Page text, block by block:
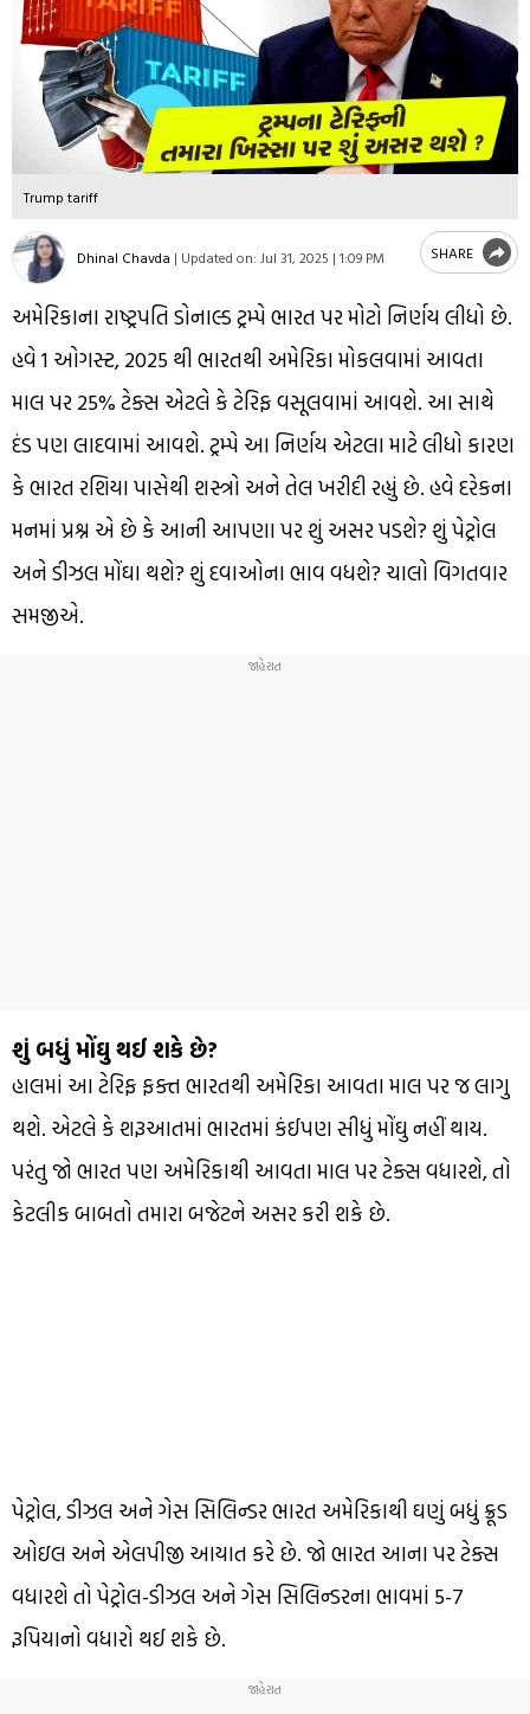
Trump tariff
Dhinal Chavda | Updated on: Jul 31, 2025 | 1:09 PM SHARE
અમેરિકાના રાષ્ટ્રપતિ ડોનાલ્ડ ટ્રમ્પે ભારત પર મોટો નિર્ણય લીધો છે.
હવે 1 ઓગસ્ટ, 2025 થી ભારતથી અમેરિકા મોકલવામાં આવતા
માલ પર 25% ટેક્સ એટલે કે ટેરિફ વસૂલવામાં આવશે. આ સાથે
દંડ પણ લાદવામાં આવશે. ટ્રમ્પે આ નિર્ણય એટલા માટે લીધો કારણ
કે ભારત રશિયા પાસેથી શસ્ત્રો અને તેલ ખરીદી રહ્યું છે. હવે દરેકના
મનમાં પ્રશ્ન એ છે કે આની આપણા પર શું અસર પડશે? શું પેટ્રોલ
અને ડીઝલ મોંઘા થશે? શું દવાઓના ભાવ વધશે? ચાલો વિગતવાર
સમજીએ.
શું બધું મોંઘુ થઈ શકે છે?
હાલમાં આ ટેરિફ ફક્ત ભારતથી અમેરિકા આવતા માલ પર જ લાગુ
થશે. એટલે કે શરૂઆતમાં ભારતમાં કંઈપણ સીધું મોંઘુ નહીં થાય.
પરંતુ જો ભારત પણ અમેરિકાથી આવતા માલ પર ટેક્સ વધારશે, તો
કેટલીક બાબતો તમારા બજેટને અસર કરી શકે છે.
પેટ્રોલ, ડીઝલ અને ગેસ સિલિન્ડર ભારત અમેરિકાથી ઘણું બધું ક્રૂડ
ઓઇલ અને એલપીજી આયાત કરે છે. જો ભારત આના પર ટેક્સ
વધારશે તો પેટ્રોલ-ડીઝલ અને ગેસ સિલિન્ડરના ભાવમાં 5-7
રૂપિયાનો વધારો થઈ શકે છે.